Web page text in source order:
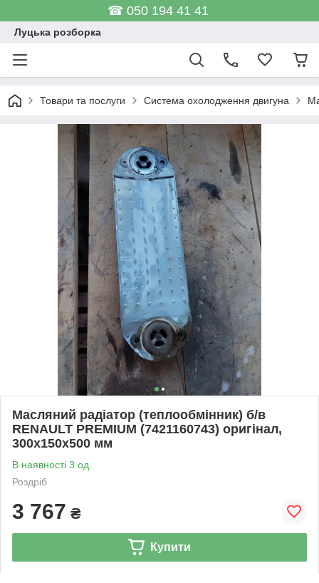
☎ 050 194 41 41
Луцька розборка
Товари та послуги Система охолодження двигуна
Масляний радіатор (теплообмінник) б/в
RENAULT PREMIUM (7421160743) оригінал,
300х150х500 мм
В наявності 3 од.
Роздріб
3 767 ₴
Купити